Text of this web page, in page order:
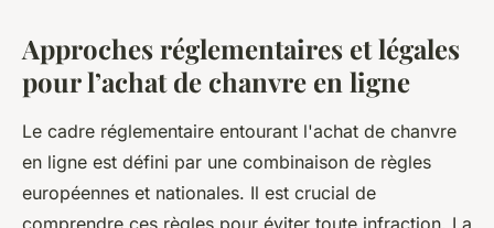
Approches réglementaires et légales
pour l’achat de chanvre en ligne
Le cadre réglementaire entourant l'achat de chanvre
en ligne est défini par une combinaison de règles
européennes et nationales. Il est crucial de
comprendre ces règles pour éviter toute infraction. La